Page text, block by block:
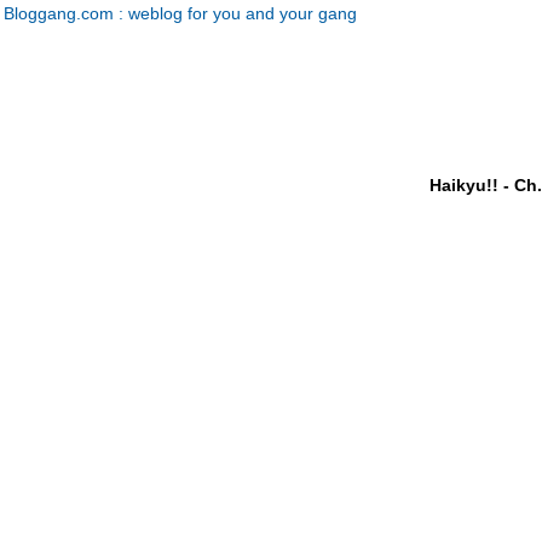
Bloggang.com : weblog for you and your gang
Haikyu!! -